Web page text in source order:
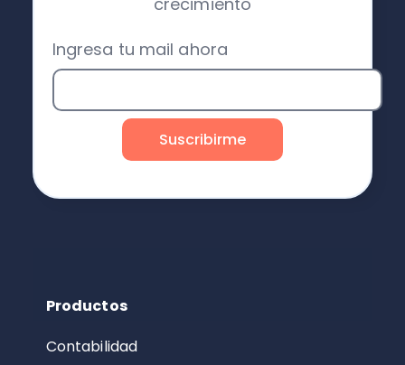
Ingresa tu mail ahora
Productos
Contabilidad